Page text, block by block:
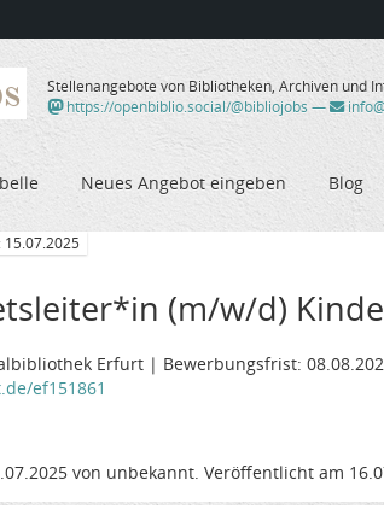
Stellenangebote von Bibliotheken, Archiven und
https://openbiblio.social/@bibliojobs —
Neues Angebot eingeben Blog
15.07.2025
(m/w/d)
Erfurt | Bewerbungsfrist:
ef151861
von unbekannt. Veröffentlicht am